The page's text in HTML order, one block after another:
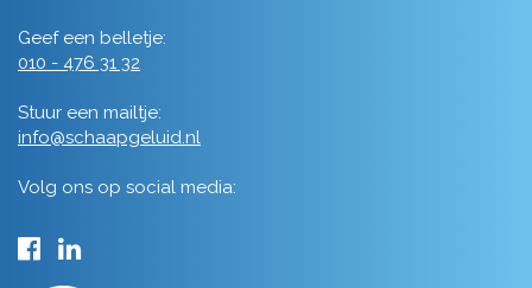
Geef een belletje:
010 - 476 31 32
Stuur een mailtje:
info@schaapgeluid.nl
Volg ons op social media: